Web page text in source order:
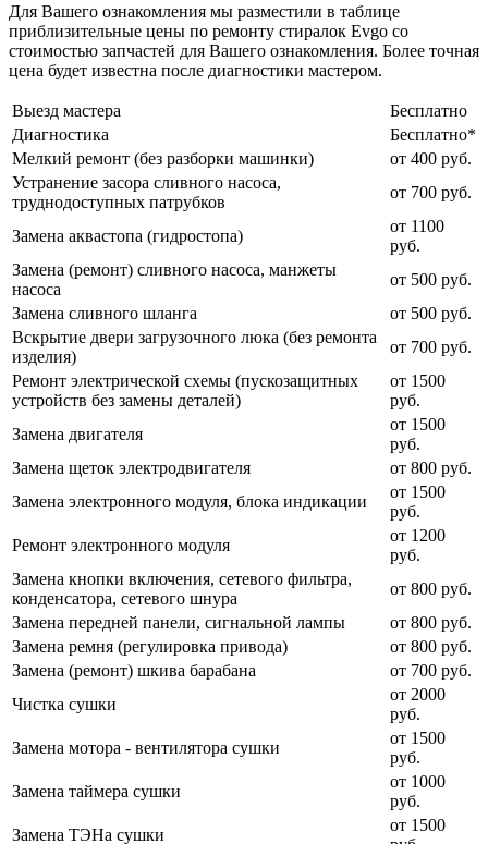
Для Вашего ознакомления мы разместили в таблице
приблизительные цены по ремонту стиралок Evgo со
стоимостью запчастей для Вашего ознакомления. Более точная
цена будет известна после диагностики мастером.
Выезд мастера
Бесплатно
Диагностика
Бесплатно*
Мелкий ремонт (без разборки машинки)
от 400 руб.
Устранение засора сливного насоса,
труднодоступных патрубков
от 700 руб.
Замена аквастопа (гидростопа)
от 1100
руб.
Замена (ремонт) сливного насоса, манжеты
насоса
от 500 руб.
Замена сливного шланга
от 500 руб.
Вскрытие двери загрузочного люка (без ремонта
изделия)
от 700 руб.
Ремонт электрической схемы (пускозащитных
устройств без замены деталей)
от 1500
руб.
Замена двигателя
от 1500
руб.
Замена щеток электродвигателя
от 800 руб.
Замена электронного модуля, блока индикации
от 1500
руб.
Ремонт электронного модуля
от 1200
руб.
Замена кнопки включения, сетевого фильтра,
конденсатора, сетевого шнура
от 800 руб.
Замена передней панели, сигнальной лампы
от 800 руб.
Замена ремня (регулировка привода)
от 800 руб.
Замена (ремонт) шкива барабана
от 700 руб.
Чистка сушки
от 2000
руб.
Замена мотора - вентилятора сушки
от 1500
руб.
Замена таймера сушки
от 1000
руб.
Замена ТЭНа сушки
от 1500